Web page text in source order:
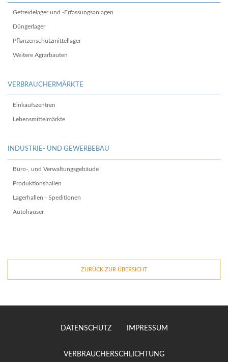
Getreidelager und -Erfassungsanlagen
Düngerlager
Pflanzenschutzmittellager
Weitere Agrarbauten
VERBRAUCHERMÄRKTE
Einkaufszentren
Lebensmittelmärkte
INDUSTRIE- UND GEWERBEBAU
Büro-, und Verwaltungsgebäude
Produktionshallen
Lagerhallen - Speditionen
Autohäuser
ZURÜCK ZUR ÜBERSICHT
DATENSCHUTZ IMPRESSUM
VERBRAUCHERSCHLICHTUNG